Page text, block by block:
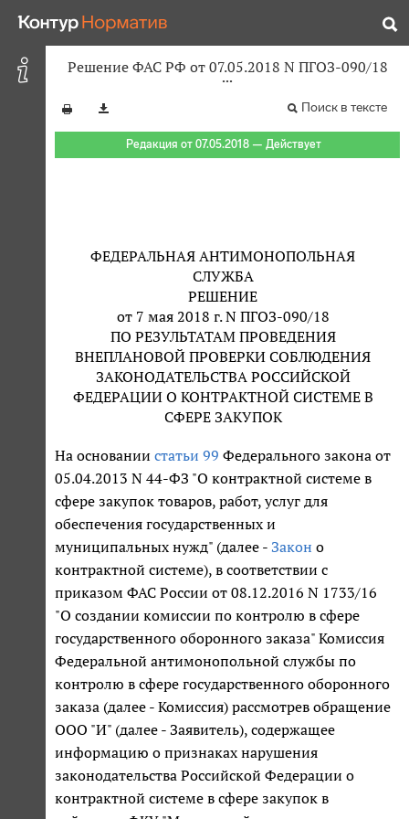
Решение ФАС РФ от 07.05.2018 N ПГОЗ-090/18
Поиск в тексте
Редакция от 07.05.2018 — Действует
ФЕДЕРАЛЬНАЯ АНТИМОНОПОЛЬНАЯ
СЛУЖБА
РЕШЕНИЕ
от 7 мая 2018 г. N ПГОЗ-090/18
ПО РЕЗУЛЬТАТАМ ПРОВЕДЕНИЯ
ВНЕПЛАНОВОЙ ПРОВЕРКИ СОБЛЮДЕНИЯ
ЗАКОНОДАТЕЛЬСТВА РОССИЙСКОЙ
ФЕДЕРАЦИИ О КОНТРАКТНОЙ СИСТЕМЕ В
СФЕРЕ ЗАКУПОК
На основании статьи 99 Федерального закона от
05.04.2013 N 44-ФЗ "О контрактной системе в
сфере закупок товаров, работ, услуг для
обеспечения государственных и
муниципальных нужд" (далее - Закон о
контрактной системе), в соответствии с
приказом ФАС России от 08.12.2016 N 1733/16
"О создании комиссии по контролю в сфере
государственного оборонного заказа" Комиссия
Федеральной антимонопольной службы по
контролю в сфере государственного оборонного
заказа (далее - Комиссия) рассмотрев обращение
ООО "И" (далее - Заявитель), содержащее
информацию о признаках нарушения
законодательства Российской Федерации о
контрактной системе в сфере закупок в